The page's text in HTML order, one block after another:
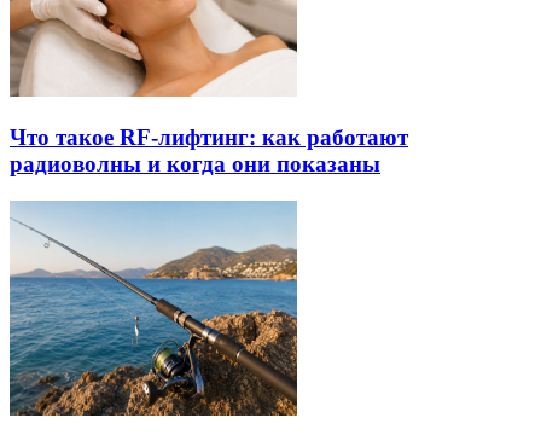
Что такое RF-лифтинг: как работают
радиоволны и когда они показаны